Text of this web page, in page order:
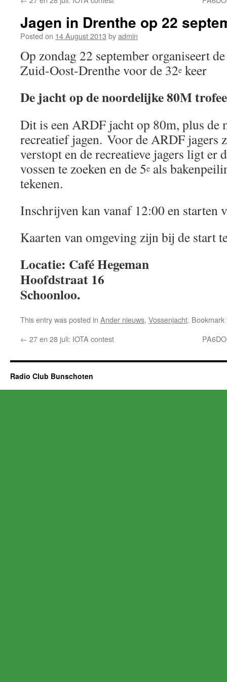
Jagen in Drenthe op 22
Posted on 14 August 2013 byadmin
Op zondag 22 september organiseert
Zuid-Oost-Drenthe voor de 32e keer
De jacht op de noordelijke 80M
Dit is een ARDF jacht op 80m, plus de
recreatief jagen. Voor de ARDF jagers
verstopt en de recreatieve jagers ligt er
vossen te zoeken en de 5e als
tekenen.
Inschrijven kan vanaf 12:00 en starten
Kaarten van omgeving zijn bij de start
Locatie: Café Hegeman
Hoofdstraat 16
Schoonloo.
This entry was posted in Ander nieuws, Vossenjacht.
← 27 en 28 juli: IOTA contest
Radio Club Bunschoten